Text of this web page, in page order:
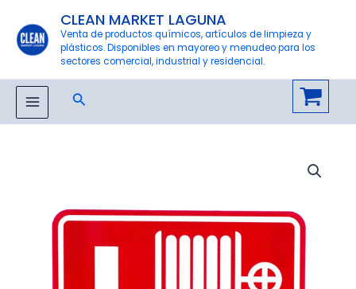
contenido
CLEAN MARKET LAGUNA
Venta de productos químicos, artículos de limpieza y
plásticos. Disponibles en mayoreo y menudeo para los
sectores comercial, industrial y residencial.
MAIN
Buscar